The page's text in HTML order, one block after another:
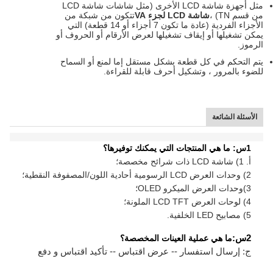
مثل أجهزة شاشة LCD الأخرى (مثل شاشات شاشة LCD
من قسم TN) ،
شاشة LCD لجزء VA
تتكون من شبكة من
الأجزاء الفردية (عادة ما تكون 7 أجزاء أو 14 قطعة) التي
يمكن تشغيلها أو إيقاف تشغيلها لعرض الأرقام أو الحروف أو
الرموز.
يتم التحكم في كل قطعة بشكل مستقل إما لمنع أو السماح
للضوء بالمرور ، وتشكيل أحرف قابلة للقراءة.
الأسئلة الشائعة
1س: ما هي المنتجات التي يمكنك توفيرها؟
أ. 1) شاشة LCD ذات شرائح مخصصة؛
2) وحدات العرض LCD الرسومية أحادية اللون/المصفوفة النقطية؛
3) وحدات العرض الميكرو OLED؛
4) لوحات العرض LCD TFT الملونة؛
5) مصابيح LED الخلفية.
2س:
ما هي عملية العينات المخصصة؟
ج: إرسال استفسار -- عرض اقتباس -- تأكيد اقتباس و دفع